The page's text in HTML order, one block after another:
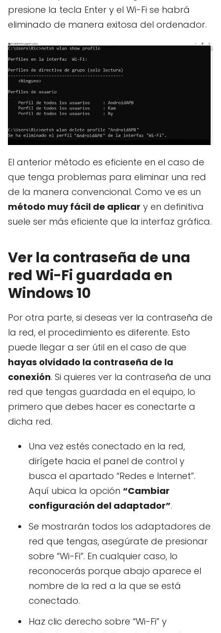
presione la tecla Enter y el Wi-Fi se habrá
eliminado de manera exitosa del ordenador.
El anterior método es eficiente en el caso de
que tenga problemas para eliminar una red
de la manera convencional. Como ve es un
método muy fácil de aplicar y en definitiva
suele ser más eficiente que la interfaz gráfica.
Ver la contraseña de una
red Wi-Fi guardada en
Windows 10
Por otra parte, si deseas ver la contraseña de
la red, el procedimiento es diferente. Esto
puede llegar a ser útil en el caso de que
hayas olvidado la contraseña de la
conexión. Si quieres ver la contraseña de una
red que tengas guardada en el equipo, lo
primero que debes hacer es conectarte a
dicha red.
Una vez estés conectado en la red,
dirígete hacia el panel de control y
busca el apartado “Redes e Internet”.
Aquí ubica la opción “Cambiar
configuración del adaptador”.
Se mostrarán todos los adaptadores de
red que tengas, asegúrate de presionar
sobre “Wi-Fi”. En cualquier caso, lo
reconocerás porque abajo aparece el
nombre de la red a la que se está
conectado.
Haz clic derecho sobre “Wi-Fi” y